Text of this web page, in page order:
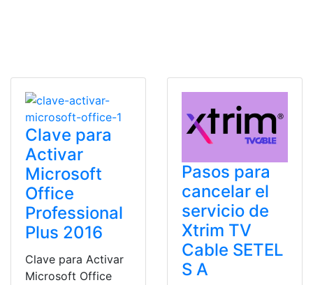
Clave para
Activar
Microsoft
Office
Professional
Plus 2016
Clave para Activar
Microsoft Office
Pasos para
cancelar el
servicio de
Xtrim TV
Cable SETEL
S A